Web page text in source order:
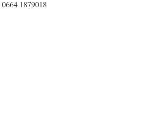
0664 1879018